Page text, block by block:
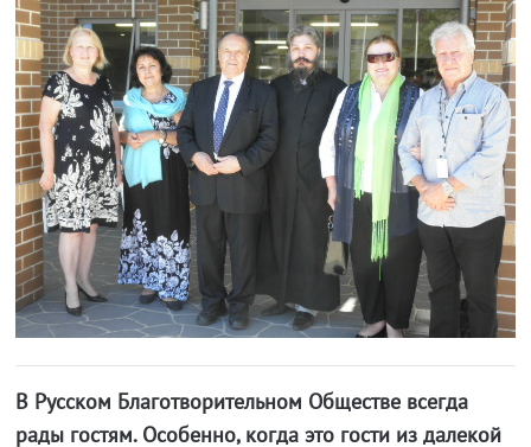
В Русском Благотворительном Обществе всегда
рады гостям. Особенно, когда это гости из далекой